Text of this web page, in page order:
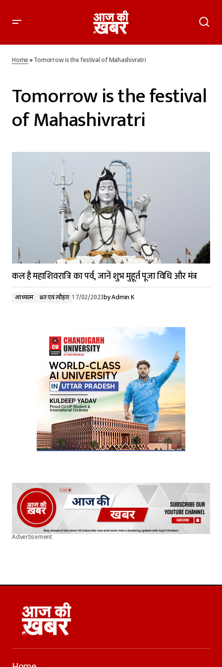
Home»Tomorrow is the festival of Mahashivratri
Tomorrow is the festival
of Mahashivratri
कल है महाशिवरात्रि का पर्व, जानें शुभ मुहूर्त पूजा विधि और मंत्र
आध्यात्म व्रत एवं त्यौहार 17/02/2023byAdmin K
Advertisement